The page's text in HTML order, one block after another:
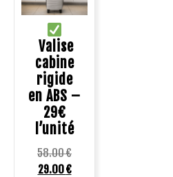
Valise
cabine
rigide
en ABS –
29€
l’unité
58.00€
29.00€